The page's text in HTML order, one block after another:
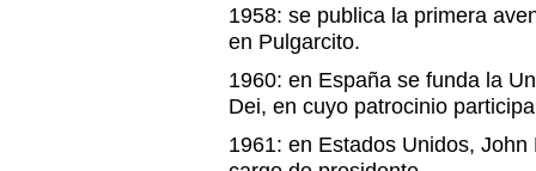
1958: se publica la primera
en Pulgarcito.
1960: en España se funda la
Dei, en cuyo patrocinio
1961: en Estados Unidos,